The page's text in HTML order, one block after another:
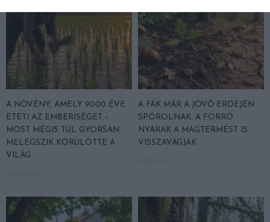
A NÖVÉNY, AMELY 9000 ÉVE
ETETI AZ EMBERISÉGET –
MOST MÉGIS TÚL GYORSAN
MELEGSZIK KÖRÜLÖTTE A
VILÁG
A FÁK MÁR A JÖVŐ ERDEJÉN
SPÓROLNAK: A FORRÓ
NYARAK A MAGTERMÉST IS
VISSZAVÁGJÁK